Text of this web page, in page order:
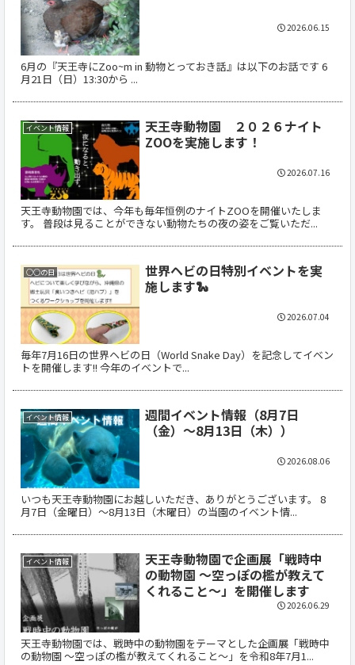
6月の『天王寺にZoo~m in 動物とっておき話』は以下のお話です 6
月21日（日）13:30から ...
2026.06.15
イベント情報
天王寺動物園 ２０２６ナイト
ZOOを実施します！
天王寺動物園では、今年も毎年恒例のナイトZOOを開催いたしま
す。 普段は見ることができない動物たちの夜の姿をご覧いただ...
2026.07.16
○○の日
世界ヘビの日特別イベントを実
施します🐍
毎年7月16日の世界ヘビの日（World Snake Day）を記念してイベン
トを開催します!! 今年のイベントで...
2026.07.04
イベント情報
週間イベント情報（8月7日
（金）～8月13日（木））
いつも天王寺動物園にお越しいただき、ありがとうございます。 8
月7日（金曜日）～8月13日（木曜日）の当園のイベント情...
2026.08.06
イベント情報
天王寺動物園で企画展「戦時中
の動物園 ～空っぽの檻が教えて
くれること～」を開催します
天王寺動物園では、戦時中の動物園をテーマとした企画展「戦時中
の動物園 ～空っぽの檻が教えてくれること～」を令和8年7月1...
2026.06.29